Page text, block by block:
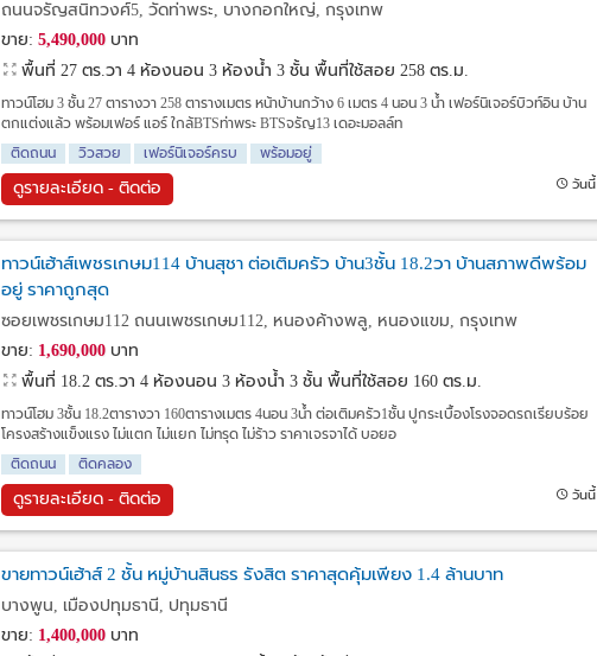
ถนนจรัญสนิทวงศ์5, วัดท่าพระ, บางกอกใหญ่, กรุงเทพ
ขาย: 5,490,000 บาท
พื้นที่ 27 ตร.วา 4 ห้องนอน 3 ห้องน้ำ 3 ชั้น พื้นที่ใช้สอย 258 ตร.ม.
ทาวน์โฮม 3 ชั้น 27 ตารางวา 258 ตารางเมตร หน้าบ้านกว้าง 6 เมตร 4 นอน 3 น้ำ เฟอร์นิเจอร์บิวท์อิน บ้าน
ตกแต่งแล้ว พร้อมเฟอร์ แอร์ ใกล้BTSท่าพระ BTSจรัญ13 เดอะมอลล์ท
ติดถนน
วิวสวย เฟอร์นิเจอร์ครบ พร้อมอยู่
ดูรายละเอียด - ติดต่อ วันนี้
ทาวน์เฮ้าส์เพชรเกษม114 บ้านสุชา ต่อเติมครัว บ้าน3ชั้น 18.2วา บ้านสภาพดีพร้อม
อยู่ ราคาถูกสุด
ซอยเพชรเกษม112 ถนนเพชรเกษม112, หนองค้างพลู, หนองแขม, กรุงเทพ
ขาย: 1,690,000 บาท
พื้นที่ 18.2 ตร.วา 4 ห้องนอน 3 ห้องน้ำ 3 ชั้น พื้นที่ใช้สอย 160 ตร.ม.
ทาวน์โฮม 3ชั้น 18.2ตารางวา 160ตารางเมตร 4นอน 3น้ำ ต่อเติมครัว1ชั้น ปูกระเบื้องโรงจอดรถเรียบร้อย
โครงสร้างแข็งแรง ไม่แตก ไม่แยก ไม่ทรุด ไม่ร้าว ราคาเจรจาได้ บอยอ
ติดถนน
ติดคลอง
ดูรายละเอียด - ติดต่อ วันนี้
ขายทาวน์เฮ้าส์ 2 ชั้น หมู่บ้านสินธร รังสิต ราคาสุดคุ้มเพียง 1.4 ล้านบาท
บางพูน, เมืองปทุมธานี, ปทุมธานี
ขาย: 1,400,000 บาท